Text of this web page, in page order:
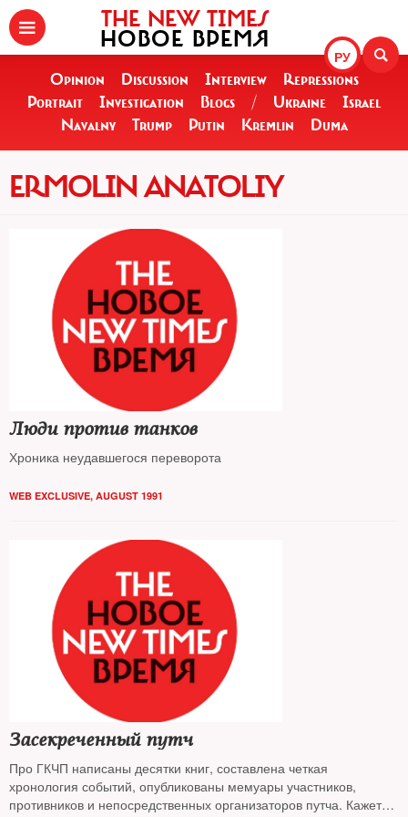
РУ
THE NEW TIMES
НОВОЕ ВРЕМЯ
Opinion Discussion Interview
Repressions
Portrait
Investigation Blogs / Ukraine
Israel
Navalny
Trump Putin Kremlin Duma
ERMOLIN ANATOLIY
Люди против танков
Хроника неудавшегося переворота
WEB EXCLUSIVE, AUGUST 1991
Засекреченный путч
Про ГКЧП написаны десятки книг, составлена четкая
хронология событий, опубликованы мемуары участников,
противников и непосредственных организаторов путча. Кажется,